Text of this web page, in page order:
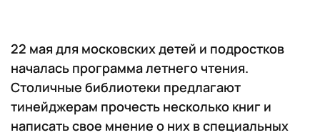
22 мая для московских детей и подростков
началась программа летнего чтения.
Столичные библиотеки предлагают
тинейджерам прочесть несколько книг и
написать свое мнение о них в специальных